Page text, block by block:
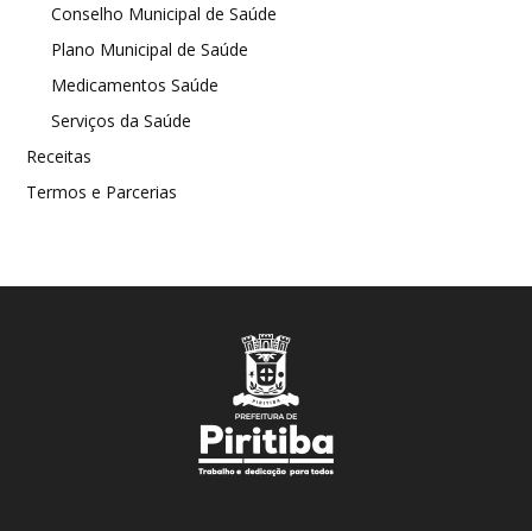
Conselho Municipal de Saúde
Plano Municipal de Saúde
Medicamentos Saúde
Serviços da Saúde
Receitas
Termos e Parcerias